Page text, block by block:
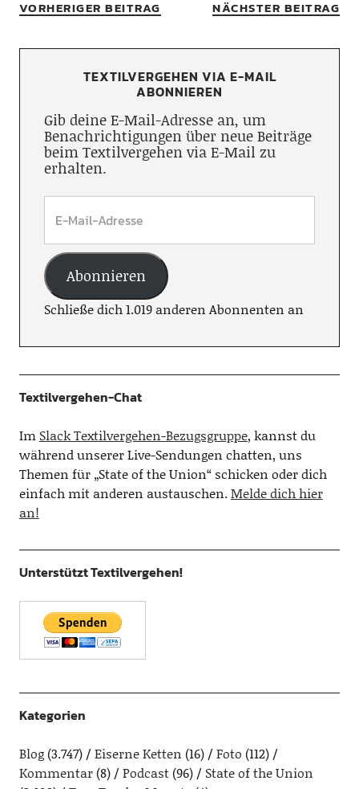
VORHERIGER BEITRAG NÄCHSTER BEITRAG
TEXTILVERGEHEN VIA E-MAIL
ABONNIEREN
Gib deine E-Mail-Adresse an, um
Benachrichtigungen über neue Beiträge
beim Textilvergehen via E-Mail zu
erhalten.
Abonnieren
Schließe dich 1.019 anderen Abonnenten an
Textilvergehen-Chat
Im Slack Textilvergehen-Bezugsgruppe, kannst du
während unserer Live-Sendungen chatten, uns
Themen für „State of the Union“ schicken oder dich
einfach mit anderen austauschen.Melde dich hier
an!
Unterstützt Textilvergehen!
Kategorien
Blog(3.747) Eiserne Ketten (16) Foto (112)
Kommentar(8) Podcast(96)
State of the Union